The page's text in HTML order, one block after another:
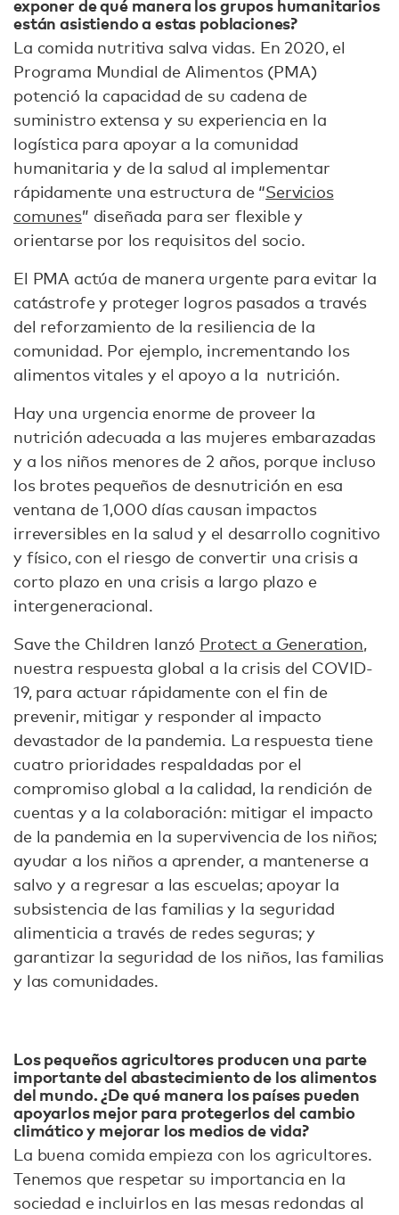
exponer de qué manera los grupos humanitarios
están asistiendo a estas poblaciones?
La comida nutritiva salva vidas. En 2020, el
Programa Mundial de Alimentos (PMA)
potenció la capacidad de su cadena de
suministro extensa y su experiencia en la
logística para apoyar a la comunidad
humanitaria y de la salud al implementar
rápidamente una estructura de “Servicios
comunes” diseñada para ser flexible y
orientarse por los requisitos del socio.
El PMA actúa de manera urgente para evitar la
catástrofe y proteger logros pasados a través
del reforzamiento de la resiliencia de la
comunidad. Por ejemplo, incrementando los
alimentos vitales y el apoyo a la nutrición.
Hay una urgencia enorme de proveer la
nutrición adecuada a las mujeres embarazadas
y a los niños menores de 2 años, porque incluso
los brotes pequeños de desnutrición en esa
ventana de 1,000 días causan impactos
irreversibles en la salud y el desarrollo cognitivo
y físico, con el riesgo de convertir una crisis a
corto plazo en una crisis a largo plazo e
intergeneracional.
Save the Children lanzó Protect a Generation,
nuestra respuesta global a la crisis del COVID-
19, para actuar rápidamente con el fin de
prevenir, mitigar y responder al impacto
devastador de la pandemia. La respuesta tiene
cuatro prioridades respaldadas por el
compromiso global a la calidad, la rendición de
cuentas y a la colaboración: mitigar el impacto
de la pandemia en la supervivencia de los niños;
ayudar a los niños a aprender, a mantenerse a
salvo y a regresar a las escuelas; apoyar la
subsistencia de las familias y la seguridad
alimenticia a través de redes seguras; y
garantizar la seguridad de los niños, las familias
y las comunidades.
Los pequeños agricultores producen una parte
importante del abastecimiento de los alimentos
del mundo. ¿De qué manera los países pueden
apoyarlos mejor para protegerlos del cambio
climático y mejorar los medios de vida?
La buena comida empieza con los agricultores.
Tenemos que respetar su importancia en la
sociedad e incluirlos en las mesas redondas al